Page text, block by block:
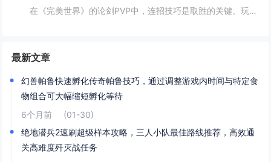
在《完美世界》的论剑PVP中，连招技巧是取胜的关键。玩家需熟练掌握角色技能的释放顺序与时机，利用控制技能打断对手的攻击节奏，同时保持自身技能的连贯性。合理利用地形和位移技能，可以有效躲避敌方攻击，创造反击机会。了解并针对不同职业的特点制定策...
最新文章
幻兽帕鲁快速孵化传奇帕鲁技巧，通过调整游戏内时间与特定食
物组合可大幅缩短孵化等待
6个月前
(01-30)
绝地潜兵2速刷超级样本攻略，三人小队最佳路线推荐，高效通
关高难度歼灭战任务